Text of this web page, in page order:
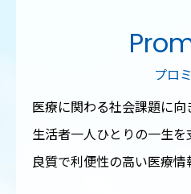
プロ
医療に関わる社会課題に向
生活者一人ひとりの一生を
良質で利便性の高い医療